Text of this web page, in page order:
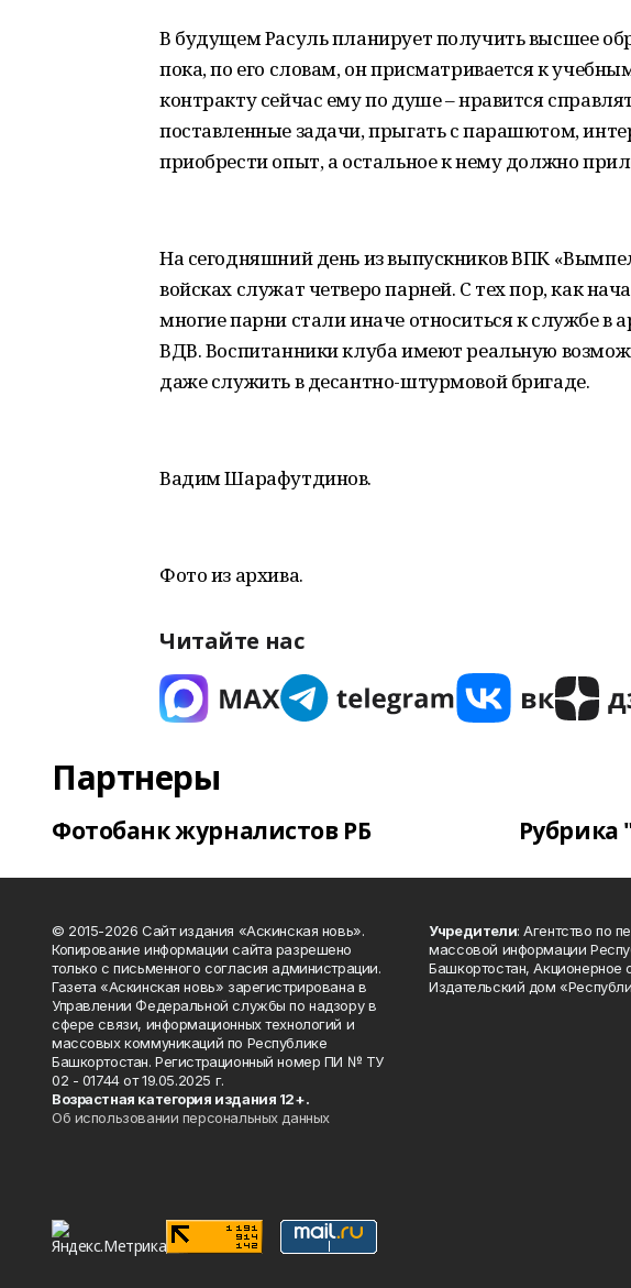
В будущем Расуль планирует получить высшее
пока, по его словам, он присматривается к
контракту сейчас ему по душе – нравится
поставленные задачи, прыгать с парашютом,
приобрести опыт, а остальное к нему должно
На сегодняшний день из выпускников ВПК
войсках служат четверо парней. С тех пор, как
многие парни стали иначе относиться к службе в
ВДВ. Воспитанники клуба имеют реальную
даже служить в десантно-штурмовой бригаде.
Вадим Шарафутдинов.
Фото из архива.
Читайте нас
Партнеры
Фотобанк журналистов РБ Рубрика
© 2015-2026 Сайт издания «Аскинская новь».
Копирование информации сайта разрешено
только с письменного согласия администрации.
Газета «Аскинская новь» зарегистрирована в
Управлении Федеральной службы по надзору в
сфере связи, информационных технологий и
массовых коммуникаций по Республике
Башкортостан. Регистрационный номер ПИ № ТУ
02 - 01744 от 19.05.2025 г.
Возрастная категория издания 12+.
Об использовании персональных данных
Учредители: Агентство по
массовой информации
Башкортостан, Акционерное
Издательский дом